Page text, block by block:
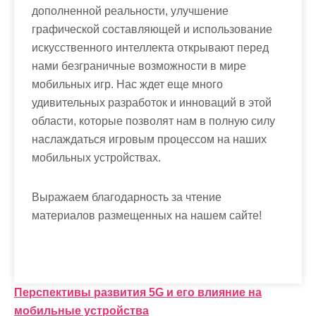
дополненной реальности, улучшение
графической составляющей и использование
искусственного интеллекта открывают перед
нами безграничные возможности в мире
мобильных игр. Нас ждет еще много
удивительных разработок и инноваций в этой
области, которые позволят нам в полную силу
наслаждаться игровым процессом на наших
мобильных устройствах.
Выражаем благодарность за чтение
материалов размещенных на нашем сайте!
Н
Перспективы развития 5G и его влияние на
мобильные устройства